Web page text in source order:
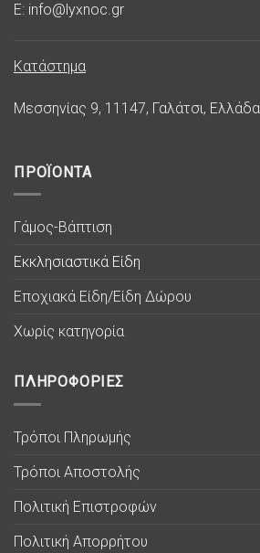
E: info@lyxnoc.gr
Κατάστημα
Μεσσηνίας 9, 11147, Γαλάτσι, Ελλάδα
ΠΡΟΪΟΝΤΑ
Γάμος-Βάπτιση
Εκκλησιαστικά Είδη
Εποχιακά Είδη/Είδη Δώρου
Χωρίς κατηγορία
ΠΛΗΡΟΦΟΡΙΕΣ
Τρόποι Πληρωμής
Τρόποι Αποστολής
Πολιτική Επιστροφών
Πολιτική Απορρήτου